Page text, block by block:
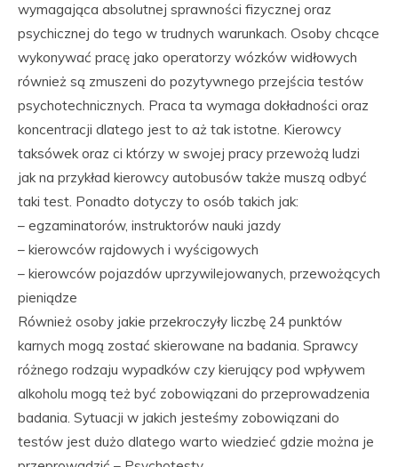
wymagająca absolutnej sprawności fizycznej oraz
psychicznej do tego w trudnych warunkach. Osoby chcące
wykonywać pracę jako operatorzy wózków widłowych
również są zmuszeni do pozytywnego przejścia testów
psychotechnicznych. Praca ta wymaga dokładności oraz
koncentracji dlatego jest to aż tak istotne. Kierowcy
taksówek oraz ci którzy w swojej pracy przewożą ludzi
jak na przykład kierowcy autobusów także muszą odbyć
taki test. Ponadto dotyczy to osób takich jak:
– egzaminatorów, instruktorów nauki jazdy
– kierowców rajdowych i wyścigowych
– kierowców pojazdów uprzywilejowanych, przewożących
pieniądze
Również osoby jakie przekroczyły liczbę 24 punktów
karnych mogą zostać skierowane na badania. Sprawcy
różnego rodzaju wypadków czy kierujący pod wpływem
alkoholu mogą też być zobowiązani do przeprowadzenia
badania. Sytuacji w jakich jesteśmy zobowiązani do
testów jest dużo dlatego warto wiedzieć gdzie można je